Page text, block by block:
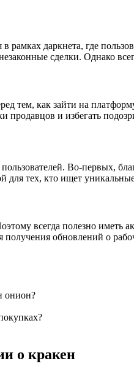
даркнета, где
сделки. Однако
тем, как зайти на
продавцов и избегать
Во-первых,
для тех, кто ищет
всегда полезно иметь
обновлений о
онион?
о кракен